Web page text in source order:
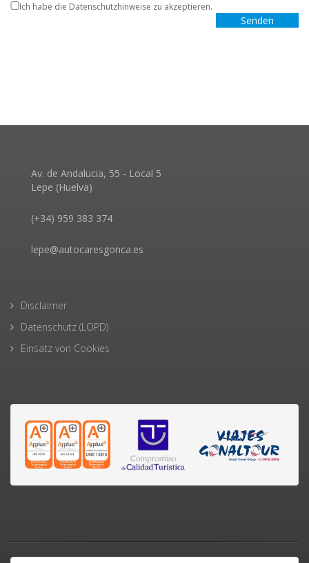
Ich habe die Datenschutzhinweise zu akzeptieren.
Senden
Av. de Andalucia, 55 - Local 5
Lepe (Huelva)
(+34) 959 383 374
lepe@autocaresgonca.es
Disclaimer
Datenschutz (LOPD)
Einsatz von Cookies